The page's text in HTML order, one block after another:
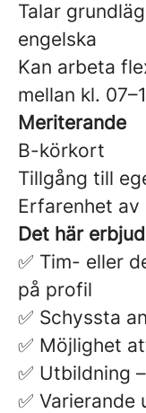
Talar
engelska
Kan arbeta
mellan kl.
Meriterande
B-körkort
Tillgång till
Erfarenhet av
Det här
✅ Tim- eller
på profil
✅ Schyssta
✅ Möjlighet
✅ Utbildning
✅